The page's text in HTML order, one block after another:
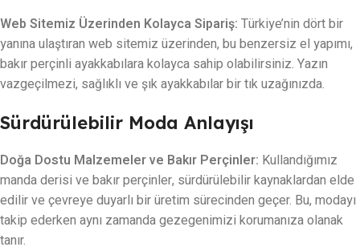
Web Sitemiz Üzerinden Kolayca Sipariş: Türkiye’nin dört bir
yanına ulaştıran web sitemiz üzerinden, bu benzersiz el yapımı,
bakır perçinli ayakkabılara kolayca sahip olabilirsiniz. Yazın
vazgeçilmezi, sağlıklı ve şık ayakkabılar bir tık uzağınızda.
Sürdürülebilir Moda Anlayışı
Doğa Dostu Malzemeler ve Bakır Perçinler: Kullandığımız
manda derisi ve bakır perçinler, sürdürülebilir kaynaklardan elde
edilir ve çevreye duyarlı bir üretim sürecinden geçer. Bu, modayı
takip ederken aynı zamanda gezegenimizi korumanıza olanak
tanır.